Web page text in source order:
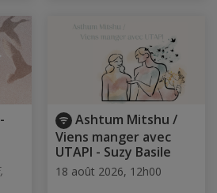
Ashtum Mitshu /
Viens manger avec
UTAPI - Suzy Basile
18 août 2026, 12h00